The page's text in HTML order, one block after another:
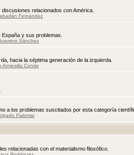
relacionados con América.
Fernández
y sus problemas.
Sánchez
hacia la séptima generación de la izquierda.
Armesilla Conde
a los problemas suscitados por esta categoría
Palomar
relacionadas con el materialismo filosófico.